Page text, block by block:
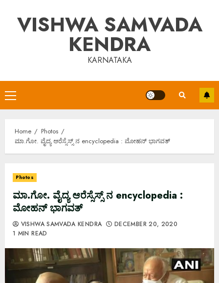
contentVISHWA SAMVADA
KENDRA
KARNATAKA
Primary
Menu
Home
Photos
ಮಾ.ಗೋ. ವೈದ್ಯ ಆರೆಸ್ಸೆಸ್ಸ್ ನ encyclopedia : ಮೋಹನ್ ಭಾಗವತ್
Photos
ಮಾ.ಗೋ. ವೈದ್ಯ ಆರೆಸ್ಸೆಸ್ಸ್ ನ encyclopedia :
ಮೋಹನ್ ಭಾಗವತ್
VISHWA SAMVADA KENDRA
DECEMBER 20, 2020
1 MIN READ